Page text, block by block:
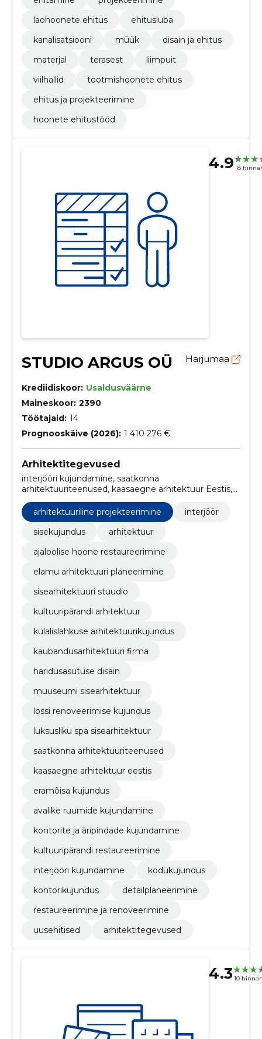
laohoonete ehitus
ehitusluba
kanalisatsiooni
müük
disain ja ehitus
materjal
terasest
liimpuit
viilhallid
tootmishoonete ehitus
ehitus ja projekteerimine
hoonete ehitustööd
4.9 8
STUDIO ARGUS OÜ Harjumaa
Krediidiskoor: Usaldusväärne
Maineskoor: 2390
Töötajaid: 14
Prognooskäive (2026): 1 410 276 €
Arhitektitegevused
interjööri kujundamine, saatkonna
arhitektuuriteenused, kaasaegne arhitektuur Eestis,
eramõisa kujundus, avalike ruumide kujundamine,
kontorite ja äripindade kujundamine, kultuuripärandi
restaureerimine, restaureerimine ja renoveerimine,
detailplaneerimine, kontorikujundus
arhitektuuriline projekteerimine
interjöör
sisekujundus
arhitektuur
ajaloolise hoone restaureerimine
elamu arhitektuuri planeerimine
sisearhitektuuri stuudio
kultuuripärandi arhitektuur
külalislahkuse arhitektuurikujundus
kaubandusarhitektuuri firma
haridusasutuse disain
muuseumi sisearhitektuur
lossi renoveerimise kujundus
luksusliku spa sisearhitektuur
saatkonna arhitektuuriteenused
kaasaegne arhitektuur eestis
eramõisa kujundus
avalike ruumide kujundamine
kontorite ja äripindade kujundamine
kultuuripärandi restaureerimine
interjööri kujundamine
kodukujundus
kontorikujundus
detailplaneerimine
restaureerimine ja renoveerimine
uusehitised
arhitektitegevused
4.3 10